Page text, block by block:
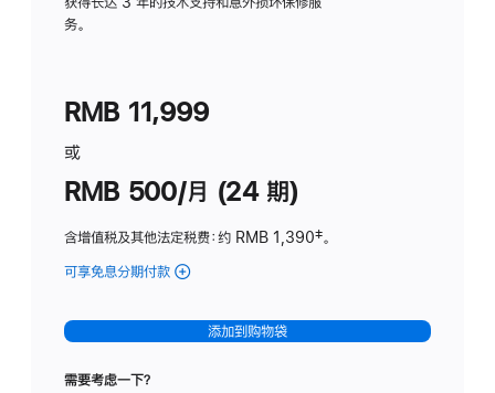
务。
RMB 11,999
或
RMB 500/月 (24 期)
含增值税及其他法定税费：约 RMB 1,390脚
‡。
可享免息分期付款 (Studio
-
标
添加到购物袋
需要考虑一下？